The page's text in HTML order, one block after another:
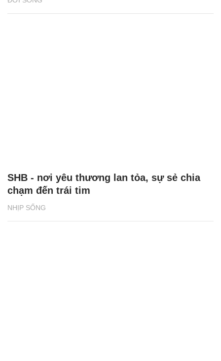
NHỊP SỐNG
SHB - nơi yêu thương lan tỏa, sự sẻ chia
chạm đến trái tim